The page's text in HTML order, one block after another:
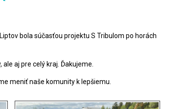
bola súčasťou projektu S Tribulom po horách
aj pre celý kraj. Ďakujeme.
meniť naše komunity k lepšiemu.